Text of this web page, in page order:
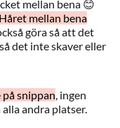
mellan bena 😊
Håret mellan bena
göra så att det
det inte skaver eller
snippan, ingen
andra platser.